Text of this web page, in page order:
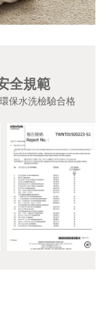
全規範
保水洗檢驗合格